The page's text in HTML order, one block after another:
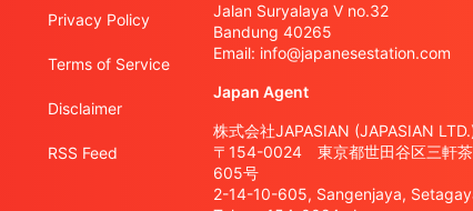
Privacy Policy
Terms of Service
Disclaimer
RSS Feed
Jalan Suryalaya V no.32
Bandung 40265
Email: info@japanesestation.com
Japan Agent
株式会社JAPASIAN (JAPASIAN
〒154-0024 東京都世田谷区三軒
605号
2-14-10-605, Sangenjaya,